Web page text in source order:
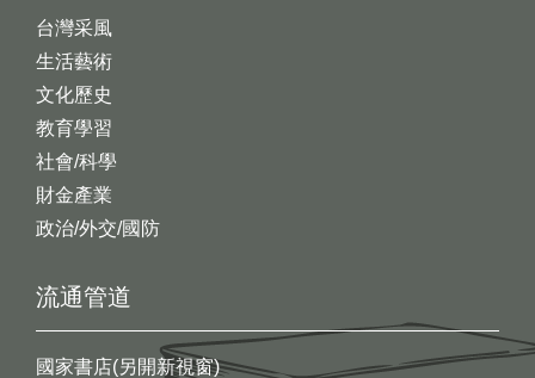
台灣采風
生活藝術
文化歷史
教育學習
社會/科學
財金產業
政治/外交/國防
流通管道
國家書店(另開新視窗)